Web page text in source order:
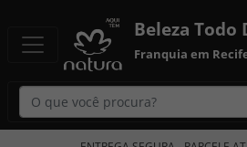
Beleza Todo
Franquia em